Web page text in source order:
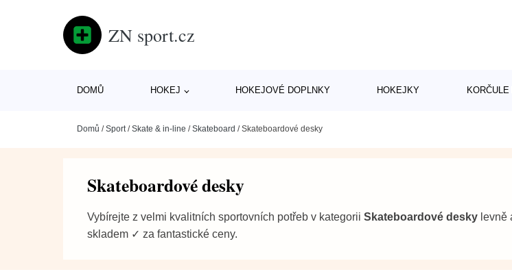
ZN sport.cz
DOMŮ HOKEJ HOKEJOVÉ DOPLNKY HOKEJKY
Domů /Sport/Skate & in-line /Skateboard /Skateboardové desky
Skateboardové desky
Vybírejte z velmi kvalitních sportovních potřeb v kategorii Skateboardové desky levně
skladem ✓ za fantastické ceny.